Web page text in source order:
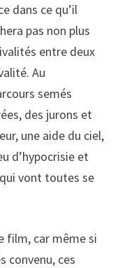
dans ce qu’il
pas non plus
entre deux
Au
semés
des jurons et
une aide du ciel,
d’hypocrisie et
vont toutes se
film, car même si
convenu, ces